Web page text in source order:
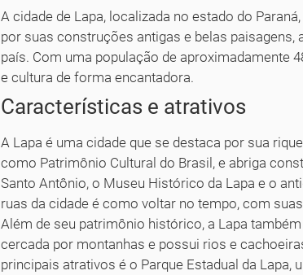
A cidade de Lapa, localizada no estado do
por suas construções antigas e belas paisagens,
país. Com uma população de aproximadamente
e cultura de forma encantadora.
Características e atrativos
A Lapa é uma cidade que se destaca por sua
como Patrimônio Cultural do Brasil, e abriga
Santo Antônio, o Museu Histórico da Lapa e o
ruas da cidade é como voltar no tempo, com
Além de seu patrimônio histórico, a Lapa
cercada por montanhas e possui rios e
principais atrativos é o Parque Estadual da Lapa,